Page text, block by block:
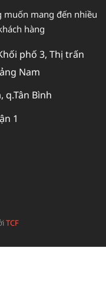
mang đến nhiều
hàng
phố 3, Thị trấn
Nam
q.Tân Bình
1
TCF